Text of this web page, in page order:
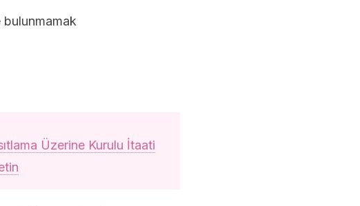
bulunmamak
Üzerine Kurulu İtaati